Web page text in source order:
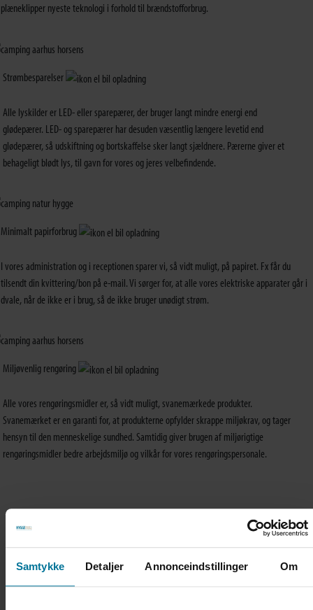
Samtykke Detaljer Annonceindstillinger Om
plæneklipper nyeste teknologi i forhold til brændstofforbrug.
Strømbesparelser
Alle lyskilder er LED- eller sparepærer, der bruger langt mindre energi end
glødepærer. LED- og sparepærer har desuden væsentlig længere levetid end
glødepærer, så udskiftning og bortskaffelse sker langt sjældnere. Pærerne giver et
behageligt blødt lys, til gavn for vores og jeres velbefindende.
Minimalt papirforbrug
I vores administration og i receptionen sparer vi, så vidt muligt, på papiret. Fx får du
tilsendt din kvittering/bon på e-mail. Vi sørger for, at alle vores elektriske apparater går i
dvale, når de ikke er i brug, så de ikke bruger unødigt strøm.
Miljøvenlig rengøring
Alle vores rengøringsmidler er, så vidt muligt, svanemærkede produkter.
Svanemærket er en garanti for, at produkterne opfylder skrappe miljøkrav, og tager
hensyn til den menneskelige sundhed. Samtidig giver brugen af miljørigtige
rengøringsmidler bedre arbejdsmiljø og vilkår for vores rengøringspersonale.
Hyggelig overnatning...